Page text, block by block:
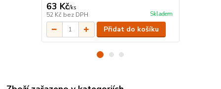
63 Kč/ks
52 Kč bez DPH Skladem
Přidat do košíku